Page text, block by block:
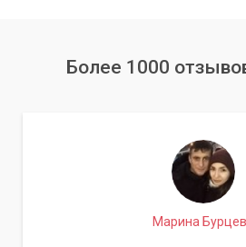
Более 1000
Марина